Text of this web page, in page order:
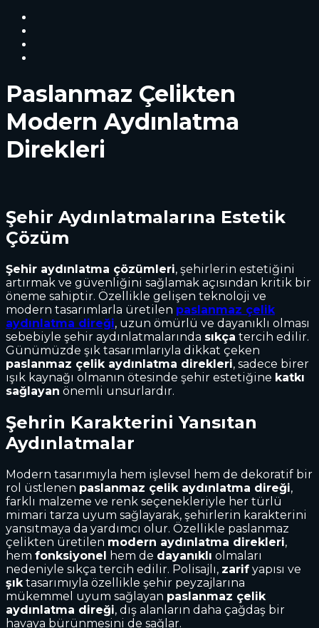
Paslanmaz Çelikten
Modern Aydınlatma
Direkleri
Şehir Aydınlatmalarına Estetik
Çözüm
Şehir aydınlatma çözümleri, şehirlerin estetiğini
artırmak ve güvenliğini sağlamak açısından kritik bir
öneme sahiptir. Özellikle gelişen teknoloji ve
modern tasarımlarla üretilen paslanmaz çelik
aydınlatma direği, uzun ömürlü ve dayanıklı olması
sebebiyle şehir aydınlatmalarında sıkça tercih edilir.
Günümüzde şık tasarımlarıyla dikkat çeken
paslanmaz çelik aydınlatma direkleri, sadece birer
ışık kaynağı olmanın ötesinde şehir estetiğine katkı
sağlayan önemli unsurlardır.
Şehrin Karakterini Yansıtan
Aydınlatmalar
Modern tasarımıyla hem işlevsel hem de dekoratif bir
rol üstlenen paslanmaz çelik aydınlatma direği,
farklı malzeme ve renk seçenekleriyle her türlü
mimari tarza uyum sağlayarak, şehirlerin karakterini
yansıtmaya da yardımcı olur. Özellikle paslanmaz
çelikten üretilen modern aydınlatma direkleri,
hem fonksiyonel hem de dayanıklı olmaları
nedeniyle sıkça tercih edilir. Polisajlı, zarif yapısı ve
şık tasarımıyla özellikle şehir peyzajlarına
mükemmel uyum sağlayan paslanmaz çelik
aydınlatma direği, dış alanların daha çağdaş bir
havaya bürünmesini de sağlar.